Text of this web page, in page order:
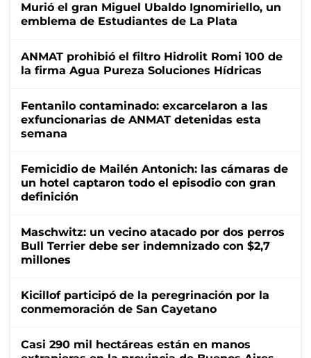
Murió el gran Miguel Ubaldo Ignomiriello, un
emblema de Estudiantes de La Plata
ANMAT prohibió el filtro Hidrolit Romi 100 de
la firma Agua Pureza Soluciones Hídricas
Fentanilo contaminado: excarcelaron a las
exfuncionarias de ANMAT detenidas esta
semana
Femicidio de Mailén Antonich: las cámaras de
un hotel captaron todo el episodio con gran
definición
Maschwitz: un vecino atacado por dos perros
Bull Terrier debe ser indemnizado con $2,7
millones
Kicillof participó de la peregrinación por la
conmemoración de San Cayetano
Casi 290 mil hectáreas están en manos